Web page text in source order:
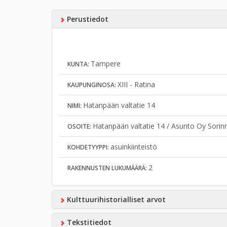
Perustiedot
KUNTA: Tampere
KAUPUNGINOSA: XIII - Ratina
NIMI: Hatanpään valtatie 14
OSOITE: Hatanpään valtatie 14 / Asunto Oy
KOHDETYYPPI: asuinkiinteistö
RAKENNUSTEN LUKUMÄÄRÄ: 2
Kulttuurihistorialliset arvot
Tekstitiedot